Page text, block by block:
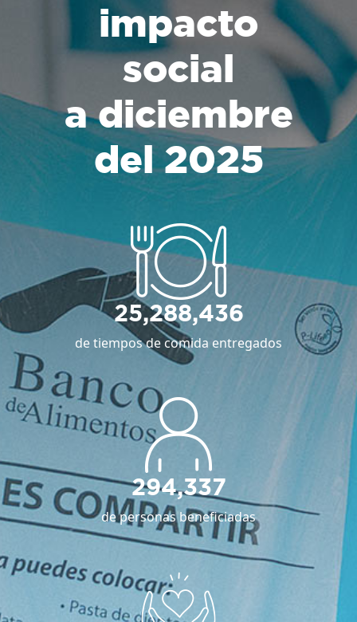
impacto
social
a diciembre
del 2025
25,288,436
de tiempos de comida entregados
294,337
de personas beneficiadas